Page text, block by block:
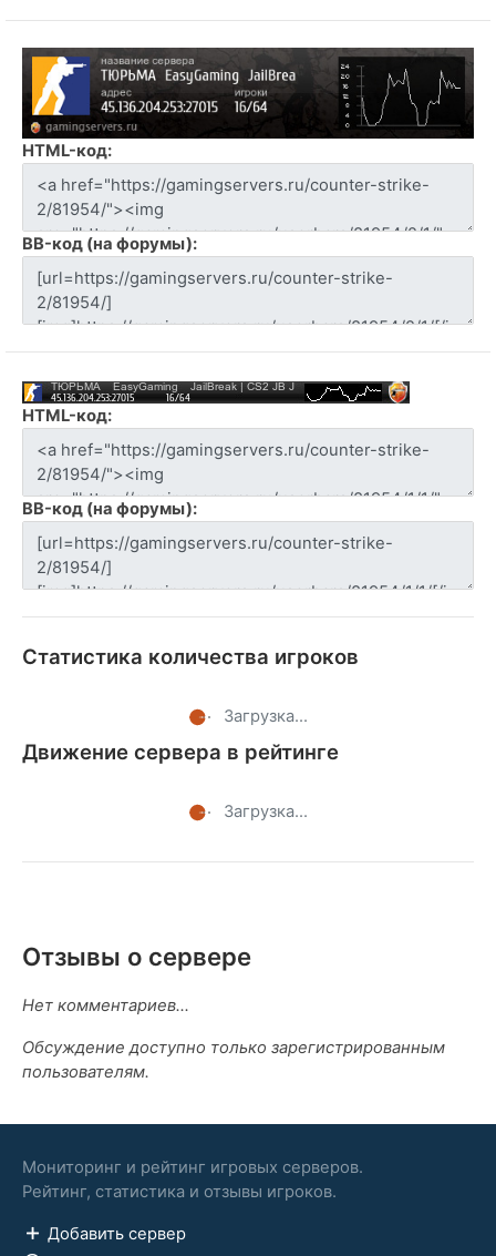
HTML-код:
BB-код (на форумы):
HTML-код:
BB-код (на форумы):
Статистика количества игроков
Загрузка...
Движение сервера в рейтинге
Загрузка...
Отзывы о сервере
Нет комментариев...
Обсуждение доступно только зарегистрированным
пользователям.
Мониторинг и рейтинг игровых серверов.
Рейтинг, статистика и отзывы игроков.
Добавить сервер